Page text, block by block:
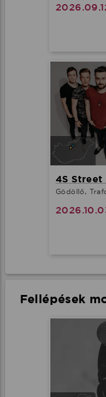
4S
Gödöllő,
Fellépések